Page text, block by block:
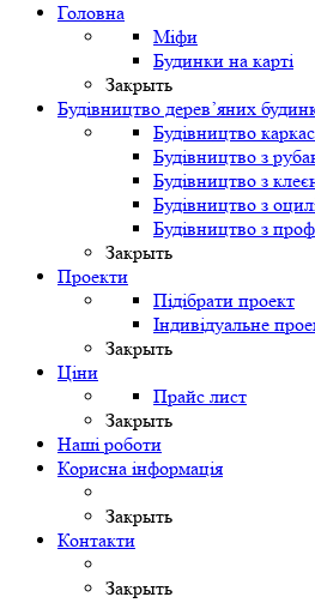
Головна
Міфи
Будинки на карті
Закрыть
Будівництво дерев’яних
Будівництво
Будівництво з
Будівництво з
Будівництво з
Будівництво з
Закрыть
Проекти
Підібрати проект
Індивідуальне
Закрыть
Ціни
Прайс лист
Закрыть
Наші роботи
Корисна інформація
Закрыть
Контакти
Закрыть